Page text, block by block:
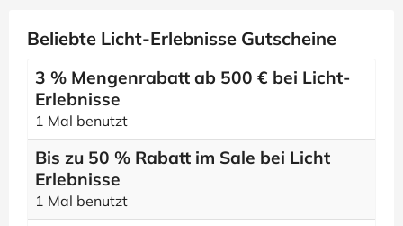
Beliebte Licht-Erlebnisse Gutscheine
3 % Mengenrabatt ab 500 € bei Licht-
Erlebnisse
1 Mal benutzt
Bis zu 50 % Rabatt im Sale bei Licht
Erlebnisse
1 Mal benutzt